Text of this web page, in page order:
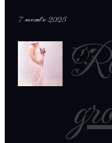
7 novembre 2025